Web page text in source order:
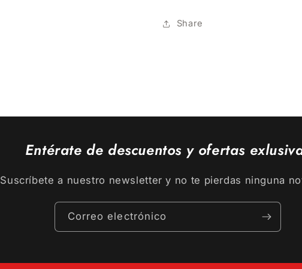
Share
Entérate de descuentos y ofertas
Suscríbete a nuestro newsletter y no te pierdas ninguna
Correo electrónico